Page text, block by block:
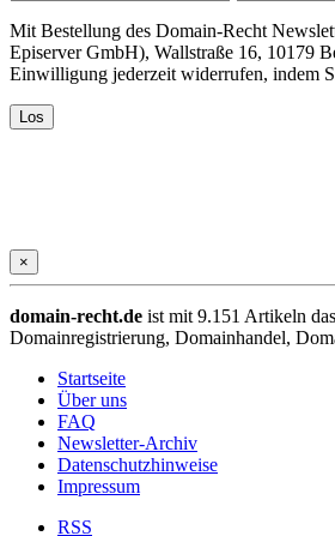
Mit Bestellung des Domain-Recht
Episerver GmbH), Wallstraße 16, 10179
Einwilligung jederzeit widerrufen, indem
×
domain-recht.de ist mit 9.151 Artikeln
Domainregistrierung, Domainhandel,
Startseite
Über uns
FAQ
Newsletter-Archiv
Datenschutzhinweise
Impressum
RSS